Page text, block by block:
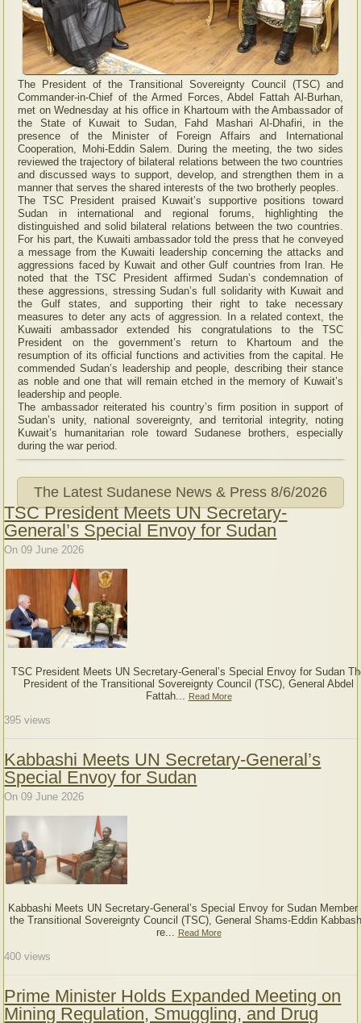
The President of the Transitional Sovereignty Council (TSC) and
Commander-in-Chief of the Armed Forces, Abdel Fattah Al-Burhan,
met on Wednesday at his office in Khartoum with the Ambassador of
the State of Kuwait to Sudan, Fahd Mashari Al-Dhafiri, in the
presence of the Minister of Foreign Affairs and International
Cooperation, Mohi-Eddin Salem. During the meeting, the two sides
reviewed the trajectory of bilateral relations between the two countries
and discussed ways to support, develop, and strengthen them in a
manner that serves the shared interests of the two brotherly peoples.
The TSC President praised Kuwait’s supportive positions toward
Sudan in international and regional forums, highlighting the
distinguished and solid bilateral relations between the two countries.
For his part, the Kuwaiti ambassador told the press that he conveyed
a message from the Kuwaiti leadership concerning the attacks and
aggressions faced by Kuwait and other Gulf countries from Iran. He
noted that the TSC President affirmed Sudan’s condemnation of
these aggressions, stressing Sudan’s full solidarity with Kuwait and
the Gulf states, and supporting their right to take necessary
measures to deter any acts of aggression. In a related context, the
Kuwaiti ambassador extended his congratulations to the TSC
President on the government’s return to Khartoum and the
resumption of its official functions and activities from the capital. He
commended Sudan’s leadership and people, describing their stance
as noble and one that will remain etched in the memory of Kuwait’s
leadership and people.
The ambassador reiterated his country’s firm position in support of
Sudan’s unity, national sovereignty, and territorial integrity, noting
Kuwait’s humanitarian role toward Sudanese brothers, especially
during the war period.
The Latest Sudanese News & Press 8/6/2026
TSC President Meets UN Secretary-
General’s Special Envoy for Sudan
On 09 June 2026
TSC President Meets UN Secretary-General’s Special Envoy for Sudan
President of the Transitional Sovereignty Council (TSC), General Abdel
Fattah...
Read More
395 views
Kabbashi Meets UN Secretary-General’s
Special Envoy for Sudan
On 09 June 2026
Kabbashi Meets UN Secretary-General’s Special Envoy for Sudan Member
the Transitional Sovereignty Council (TSC), General Shams-Eddin
re...
Read More
400 views
Prime Minister Holds Expanded Meeting on
Mining Regulation, Smuggling, and Drug